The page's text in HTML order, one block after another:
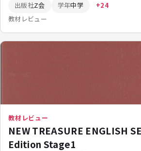
出版社Z会 学年中学 +24
教材レビュー
教材レビュー
NEW TREASURE ENGLISH
Edition Stage1